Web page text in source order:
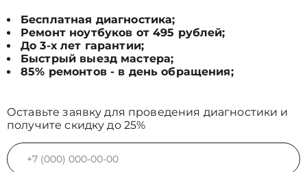
Бесплатная диагностика;
Ремонт ноутбуков от 495 рублей;
До 3-х лет гарантии;
Быстрый выезд мастера;
85% ремонтов - в день обращения;
Оставьте заявку для проведения диагностики и
получите скидку до 25%